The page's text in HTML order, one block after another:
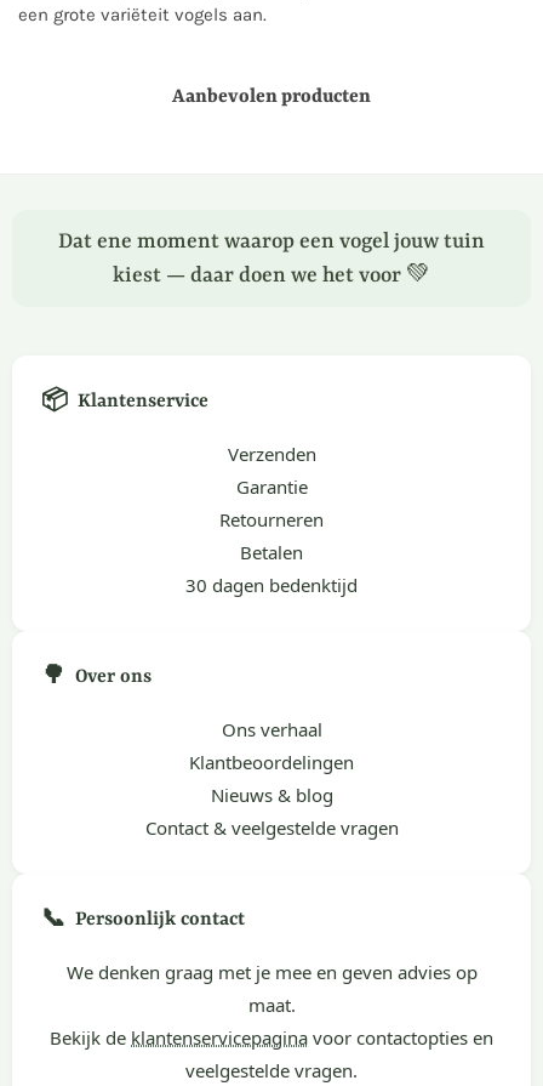
een grote variëteit vogels aan.
Aanbevolen producten
Dat ene moment waarop een vogel jouw tuin
kiest — daar doen we het voor 💚
📦 Klantenservice
Verzenden
Garantie
Retourneren
Betalen
30 dagen bedenktijd
🌳 Over ons
Ons verhaal
Klantbeoordelingen
Nieuws & blog
Contact & veelgestelde vragen
📞 Persoonlijk contact
We denken graag met je mee en geven advies op
maat.
Bekijk de klantenservicepagina voor contactopties en
veelgestelde vragen.